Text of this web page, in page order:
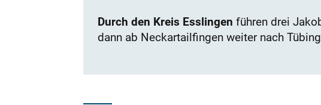
Durch den Kreis Esslingen führen drei
dann ab ­Neckartailfingen weiter nach